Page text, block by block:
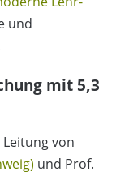
und
mit 5,3
von
und Prof.